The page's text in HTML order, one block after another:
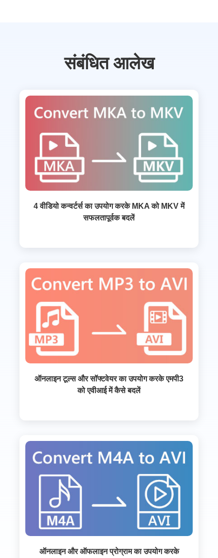
संबंधित आलेख
4 वीडियो कन्वर्टर्स का उपयोग करके MKA को MKV में
सफलतापूर्वक बदलें
ऑनलाइन टूल्स और सॉफ्टवेयर का उपयोग करके एमपी3
को एवीआई में कैसे बदलें
ऑनलाइन और ऑफलाइन प्रोग्राम का उपयोग करके